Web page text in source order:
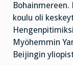
koulu oli
Myöhemmin
Beijingin